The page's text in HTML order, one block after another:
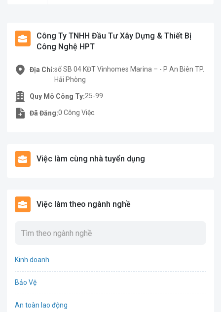
Công Ty TNHH Đầu Tư Xây Dựng & Thiết Bị
Công Nghệ HPT
Địa Chỉ:số SB 04 KĐT Vinhomes Marina – - P An Biên TP.
Hải Phòng
Quy Mô Công Ty:25-99
Đã Đăng:0 Công Việc.
Việc làm cùng nhà tuyển dụng
Việc làm theo ngành nghề
Kinh doanh
Bảo Vệ
An toàn lao động